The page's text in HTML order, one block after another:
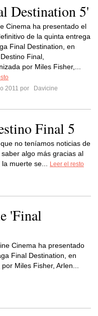
Destination 5'
Cinema ha presentado el
de la quinta entrega
Final Destination, en
Final,
por Miles Fisher,...
2011 por
Davicine
Final 5
no teníamos noticias de
algo más gracias al
muerte se...
Leer el resto
'Final
Cinema ha presentado
Final Destination, en
Miles Fisher, Arlen...